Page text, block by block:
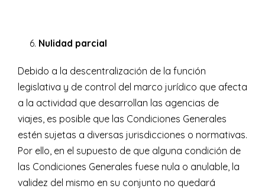
Nulidad parcial
Debido a la descentralización de la función
legislativa y de control del marco jurídico que afecta
a la actividad que desarrollan las agencias de
viajes, es posible que las Condiciones Generales
estén sujetas a diversas jurisdicciones o normativas.
Por ello, en el supuesto de que alguna condición de
las Condiciones Generales fuese nula o anulable, la
validez del mismo en su conjunto no quedará